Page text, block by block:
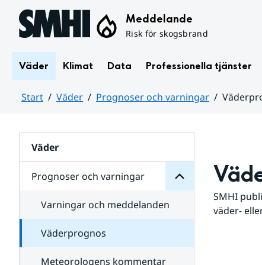
Hoppa till sidans innehåll Meddelande
Risk för skogsbrand
Väder Klimat Data Professionella tjänster
Start Väder Prognoser och varningar
Väder
Prognoser och varningar
för
varningar
Varningar och meddelanden
Väderprognos
Meteorologens kommentar
SMHI
väder-